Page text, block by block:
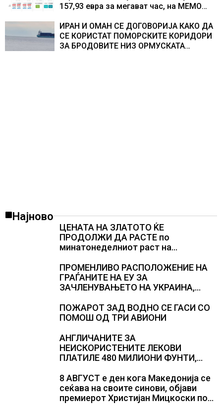
157,93 евра за мегават час, на МЕМО
ИРАН И ОМАН СЕ ДОГОВОРИЈА КАКО ДА
СЕ КОРИСТАТ ПОМОРСКИТЕ КОРИДОРИ
ЗА БРОДОВИТЕ НИЗ ОРМУСКАТА
Најново
ЦЕНАТА НА ЗЛАТОТО ЌЕ
ПРОДОЛЖИ ДА РАСТЕ по
минатонеделниот раст на
ПРОМЕНЛИВО РАСПОЛОЖЕНИЕ НА
ГРАЃАНИТЕ НА ЕУ ЗА
ЗАЧЛЕНУВАЊЕТО НА УКРАИНА,
Полска, Франција и Германија
ПОЖАРОТ ЗАД ВОДНО СЕ ГАСИ СО
ПОМОШ ОД ТРИ АВИОНИ
АНГЛИЧАНИТЕ ЗА
НЕИСКОРИСТЕНИТЕ ЛЕКОВИ
ПЛАТИЛЕ 480 МИЛИОНИ ФУНТИ,
само лекови што навистина им се
потребни
8 АВГУСТ е ден кога Македонија се
сеќава на своите синови, објави
премиерот Христијан Мицкоски по